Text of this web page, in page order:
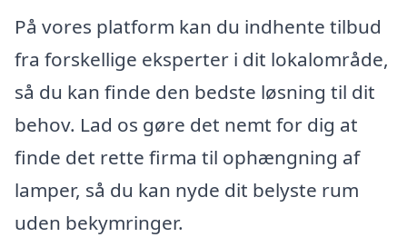
På vores platform kan du indhente tilbud
fra forskellige eksperter i dit lokalområde,
så du kan finde den bedste løsning til dit
behov. Lad os gøre det nemt for dig at
finde det rette firma til ophængning af
lamper, så du kan nyde dit belyste rum
uden bekymringer.